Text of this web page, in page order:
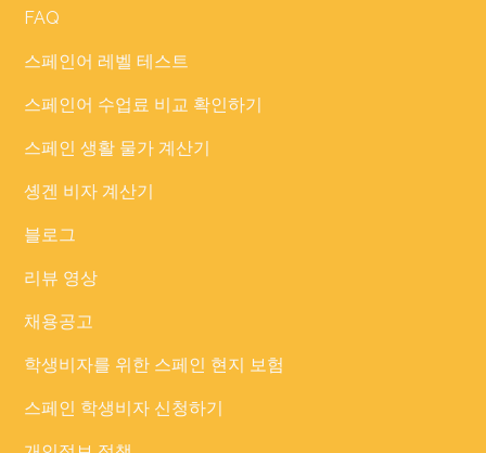
FAQ
스페인어 레벨 테스트
스페인어 수업료 비교 확인하기
스페인 생활 물가 계산기
솅겐 비자 계산기
블로그
리뷰 영상
채용공고
학생비자를 위한 스페인 현지 보험
스페인 학생비자 신청하기